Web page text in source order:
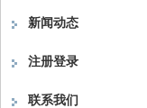
新闻动态
注册登录
联系我们